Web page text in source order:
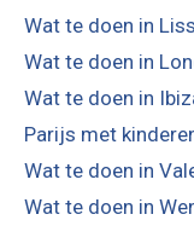
Wat te doen in
Wat te doen in
Wat te doen in
Parijs met
Wat te doen in
Wat te doen in